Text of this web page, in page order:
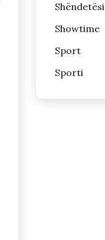
Shëndetësi
Showtime
Sport
Sporti